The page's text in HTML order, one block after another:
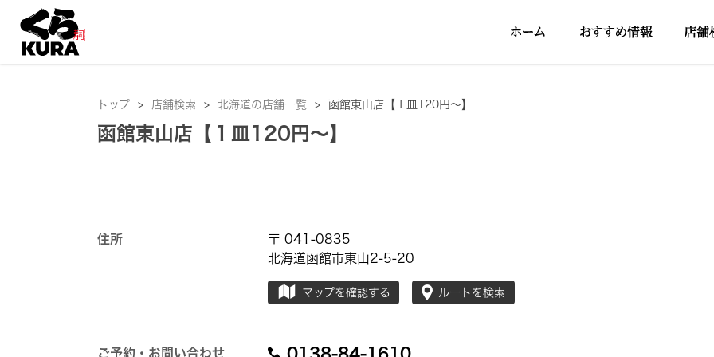
トップ > 店舗検索 > 北海道の店舗一覧 > 函館東山店【１皿120円～】
函館東山店【１皿120円～】
住所
〒 041-0835
北海道函館市東山2-5-20
マップを確認する ルートを検索
ご予約・お問い合わせ 0138-84-1610